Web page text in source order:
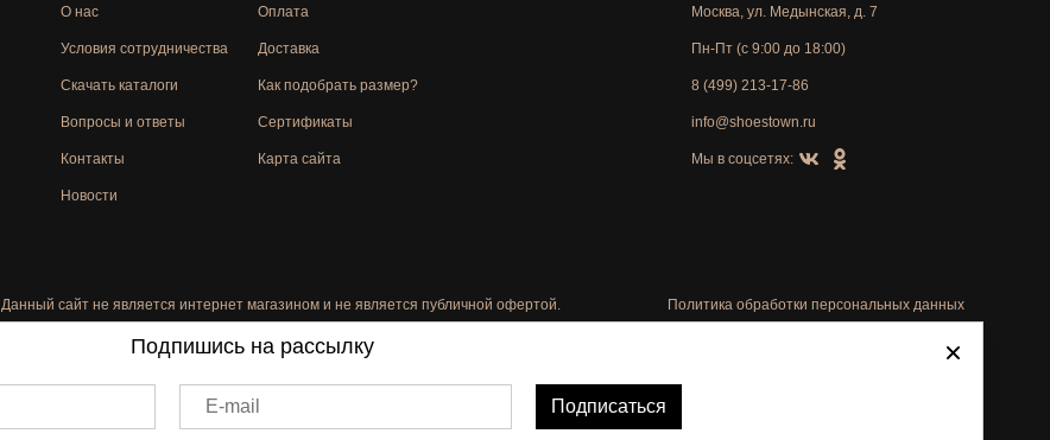
О нас
Условия сотрудничества
Скачать каталоги
Вопросы и ответы
Контакты
Новости
Оплата
Доставка
Как подобрать размер?
Сертификаты
Карта сайта
Москва, ул. Медынская, д. 7
Пн-Пт (с 9:00 до 18:00)
8 (499) 213-17-86
info@shoestown.ru
Мы в соцсетях:
Данный сайт не является интернет магазином и не является публичной офертой. Политика обработки персональных данных
Автоматизировано -
Подпишись на рассылку
E-mail Подписаться